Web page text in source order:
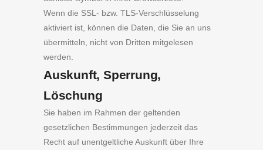
Wenn die SSL- bzw. TLS-Verschlüsselung
aktiviert ist, können die Daten, die Sie an uns
übermitteln, nicht von Dritten mitgelesen
werden.
Auskunft, Sperrung,
Löschung
Sie haben im Rahmen der geltenden
gesetzlichen Bestimmungen jederzeit das
Recht auf unentgeltliche Auskunft über Ihre